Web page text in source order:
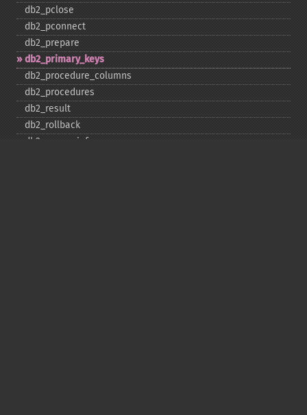
db2_​pclose
db2_​pconnect
db2_​prepare
db2_​primary_​keys
db2_​procedure_​columns
db2_​procedures
db2_​result
db2_​rollback
db2_​server_​info